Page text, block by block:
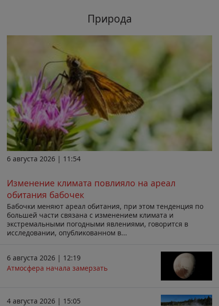
Природа
6 августа 2026 | 11:54
Изменение климата повлияло на ареал
обитания бабочек
Бабочки меняют ареал обитания, при этом тенденция по
большей части связана с изменением климата и
экстремальными погодными явлениями, говорится в
исследовании, опубликованном в...
6 августа 2026 | 12:19
Атмосфера начала замерзать
4 августа 2026 | 15:05